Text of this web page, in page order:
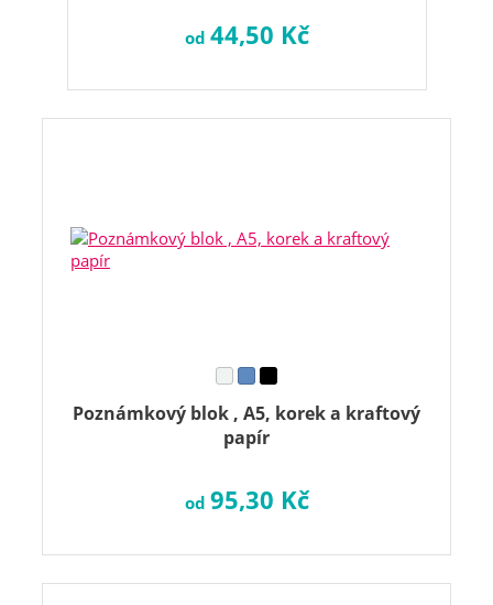
od 44,50 Kč
Poznámkový blok , A5, korek a kraftový
papír
od 95,30 Kč